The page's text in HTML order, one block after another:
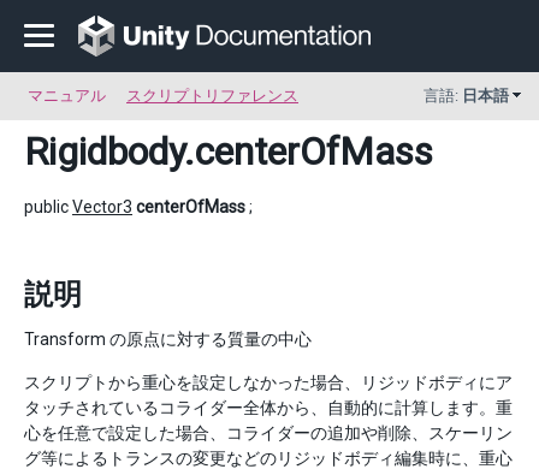
マニュアル スクリプトリファレンス 言語: 日本語
Rigidbody.centerOfMass
publicVector3 centerOfMass;
説明
Transform の原点に対する質量の中心
スクリプトから重心を設定しなかった場合、リジッドボディにア
タッチされているコライダー全体から、自動的に計算します。重
心を任意で設定した場合、コライダーの追加や削除、スケーリン
グ等によるトランスの変更などのリジッドボディ編集時に、重心